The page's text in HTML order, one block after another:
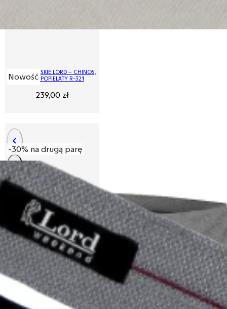
Nowość
SPODNIE MĘSKIE LORD – CHINOS,
KOLOR POPIELATY R-321
239,00 zł
-30% na drugą parę